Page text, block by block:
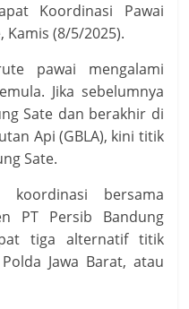
Koordinasi Pawai
Kamis (8/5/2025).
pawai mengalami
Jika sebelumnya
Sate dan berakhir di
Api (GBLA), kini titik
Sate.
koordinasi bersama
PT Persib Bandung
tiga alternatif titik
Jawa Barat, atau